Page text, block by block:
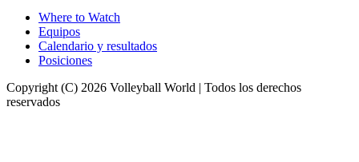
Where to Watch
Equipos
Calendario y resultados
Posiciones
Copyright (C) 2026 Volleyball World | Todos los derechos
reservados